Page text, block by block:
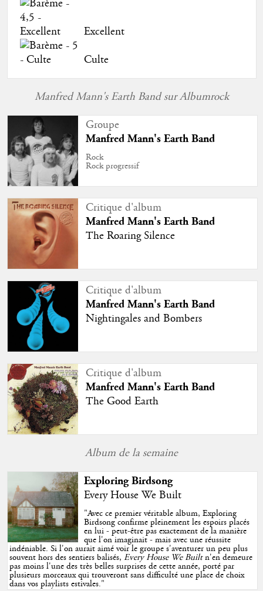
Excellent
Culte
Manfred Mann's Earth Band sur Albumrock
Groupe
Manfred Mann's Earth Band
Rock
Rock progressif
Critique d'album
Manfred Mann's Earth Band
The Roaring Silence
Critique d'album
Manfred Mann's Earth Band
Nightingales and Bombers
Critique d'album
Manfred Mann's Earth Band
The Good Earth
Album de la semaine
Exploring Birdsong
Every House We Built
"Avec ce premier véritable album, Exploring
Birdsong confirme pleinement les espoirs placés
en lui - peut-être pas exactement de la manière
que l'on imaginait - mais avec une réussite
indéniable. Si l'on aurait aimé voir le groupe s'aventurer un peu plus
souvent hors des sentiers balisés,Every House We Builtn'en demeure
pas moins l'une des très belles surprises de cette année, porté par
plusieurs morceaux qui trouveront sans difficulté une place de choix
dans vos playlists estivales."